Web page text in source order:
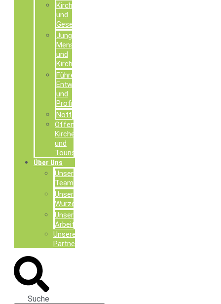
Kirche
und
Gesellschaft
Junge
Menschen
und
Kirche
Führen,
Entwickeln
und
Profilieren
Notfallseelsorge
Offene
Kirchen
und
Tourismusseelsorge
Über Uns
Unser
Team
Unsere
Wurzeln
Unsere
Arbeit
Unsere
Partner
Suche